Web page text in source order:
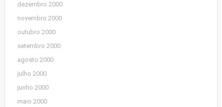
dezembro 2000
novembro 2000
outubro 2000
setembro 2000
agosto 2000
julho 2000
junho 2000
maio 2000